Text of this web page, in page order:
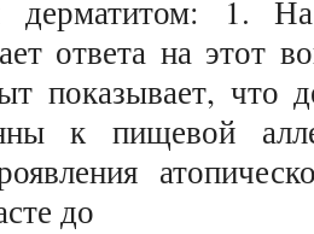
дерматитом: 1.
ответа на этот
показывает, что
к пищевой
до